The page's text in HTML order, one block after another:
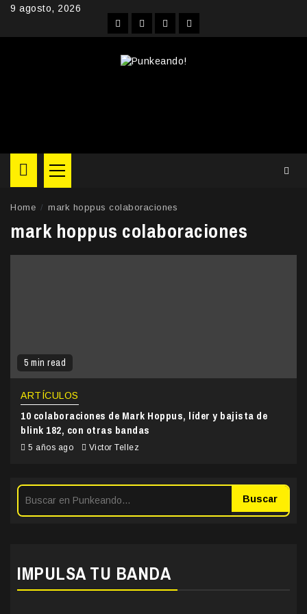
Skip9 agosto, 2026
FacebookInstagram
YouTubeTwitter
Primary
Menu
Home mark hoppus colaboraciones
mark hoppus colaboraciones
5 min read
ARTÍCULOS
10 colaboraciones de Mark Hoppus, líder y bajista de
blink 182, con otras bandas
5 años ago Victor Tellez
Buscar
IMPULSA TU BANDA